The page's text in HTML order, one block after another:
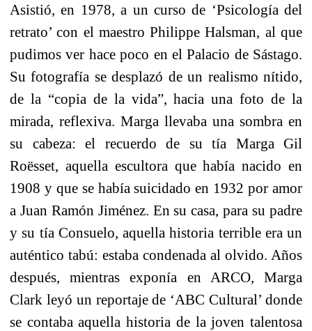
Asistió, en 1978, a un curso de ‘Psicología del
retrato’ con el maestro Philippe Halsman, al que
pudimos ver hace poco en el Palacio de Sástago.
Su fotografía se desplazó de un realismo nítido,
de la “copia de la vida”, hacia una foto de la
mirada, reflexiva. Marga llevaba una sombra en
su cabeza: el recuerdo de su tía Marga Gil
Roësset, aquella escultora que había nacido en
1908 y que se había suicidado en 1932 por amor
a Juan Ramón Jiménez. En su casa, para su padre
y su tía Consuelo, aquella historia terrible era un
auténtico tabú: estaba condenada al olvido. Años
después, mientras exponía en ARCO, Marga
Clark leyó un reportaje de ‘ABC Cultural’ donde
se contaba aquella historia de la joven talentosa